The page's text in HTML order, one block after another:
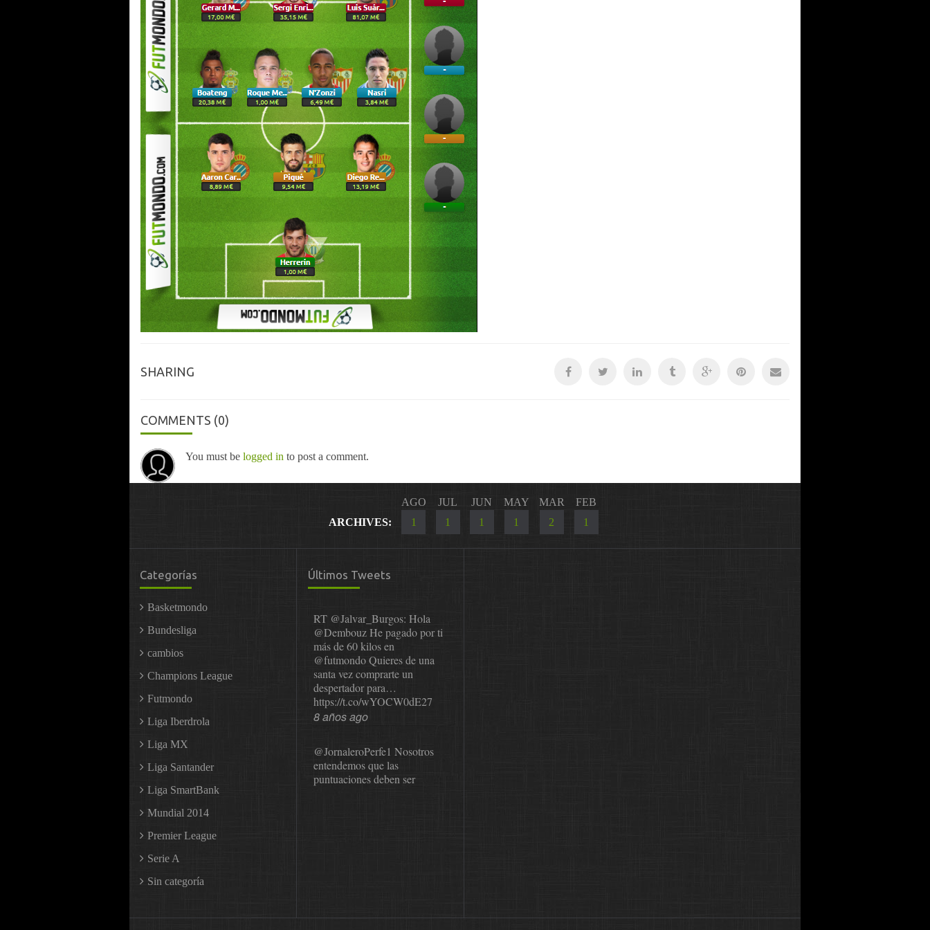
SHARING
COMMENTS (0)
You must be logged in to post a comment.
ARCHIVES:
AGO
1
JUL
1
JUN
1
MAY
1
MAR
2
FEB
1
Categorías
Basketmondo
Bundesliga
cambios
Champions League
Futmondo
Liga Iberdrola
Liga MX
Liga Santander
Liga SmartBank
Mundial 2014
Premier League
Serie A
Sin categoría
Últimos Tweets
RT @Jalvar_Burgos: Hola
@DembouzHe pagado por ti
más de 60 kilos en
@futmondoQuieres de una
santa vez comprarte un
despertador para…
https://t.co/wYOCW0dE27
8 años ago
@JornaleroPerfe1 Nosotros
entendemos que las
puntuaciones deben ser